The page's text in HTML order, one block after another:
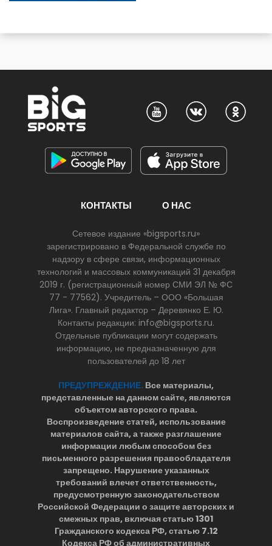
КОНТАКТЫ О НАС
Сетевое издание «bigsports.ru»
зарегистрировано в Федеральной службе по
надзору в сфере связи, информационных
технологий и массовых коммуникаций 31 декабря
2019 г. (регистрационный номер СМИ ЭЛ № ФС
77 - 77562). Учредитель – ООО «Большая
Лига». Главный редактор – Деревянко Е. Ю.
Контакты редакции: info@bigsports.ru.
Отдельные публикации могут содержать
информацию, не предназначенную для
пользователей до 18 лет
ПРЕДУПРЕЖДЕНИЕ. Все материалы,
представленные на данном сайте, являются
объектом авторского права.
Воспроизведение статей, использование
материалов сайта, а также разглашение
информации любым способом без
письменного разрешения правообладателя
запрещено. Нарушение указанных
требований влечет ответственность,
предусмотренную законодательством
Российской Федерации о защите авторских и
смежных прав, включая статью 1301
Гражданского кодекса РФ, статью 7.12
Кодекса РФ об административных